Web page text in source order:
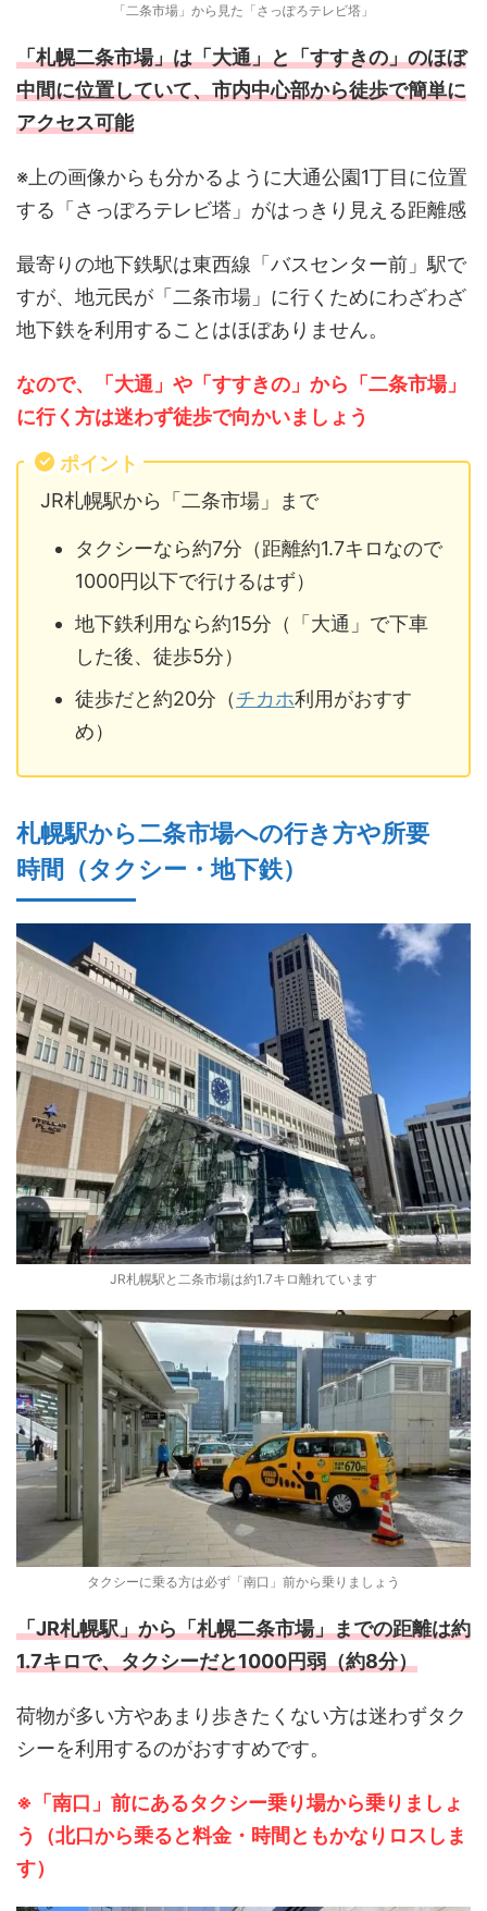
「二条市場」から見た「さっぽろテレビ塔」
「札幌二条市場」は「大通」と「すすきの」のほぼ
中間に位置していて、市内中心部から徒歩で簡単に
アクセス可能
※上の画像からも分かるように大通公園1丁目に位置
する「さっぽろテレビ塔」がはっきり見える距離感
最寄りの地下鉄駅は東西線「バスセンター前」駅で
すが、地元民が「二条市場」に行くためにわざわざ
地下鉄を利用することはほぼありません。
なので、「大通」や「すすきの」から「二条市場」
に行く方は迷わず徒歩で向かいましょう
ポイント
JR札幌駅から「二条市場」まで
タクシーなら約7分（距離約1.7キロなので
1000円以下で行けるはず）
地下鉄利用なら約15分（「大通」で下車
した後、徒歩5分）
徒歩だと約20分（チカホ利用がおすす
め）
札幌駅から二条市場への行き方や所要
時間（タクシー・地下鉄）
JR札幌駅と二条市場は約1.7キロ離れています
タクシーに乗る方は必ず「南口」前から乗りましょう
「JR札幌駅」から「札幌二条市場」までの距離は約
1.7キロで、タクシーだと1000円弱（約8分）
荷物が多い方やあまり歩きたくない方は迷わずタク
シーを利用するのがおすすめです。
※「南口」前にあるタクシー乗り場から乗りましょ
う（北口から乗ると料金・時間ともかなりロスしま
す）